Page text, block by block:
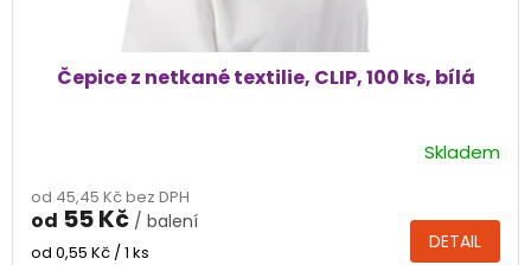
Čepice z netkané textilie, CLIP, 100 ks, bílá
produktu
je
4,8
Skladem
od 45,45 Kč bez DPH
od 55 Kč / balení
Měrná
od 0,55 Kč / 1 ks DETAIL